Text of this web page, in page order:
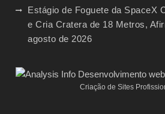
Estágio de Foguete da SpaceX
e Cria Cratera de 18 Metros,
agosto de 2026
Criação de Sites